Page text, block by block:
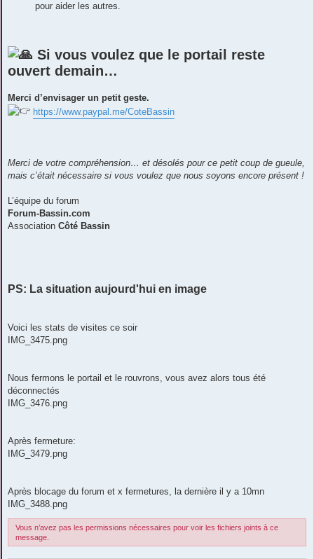
pour aider les autres.
Si vous voulez que le portail reste
ouvert demain…
Merci d’envisager un petit geste.
https://www.paypal.me/CoteBassin
Merci de votre compréhension… et désolés pour ce petit coup de gueule,
mais c’était nécessaire si vous voulez que nous soyons encore présent !
L’équipe du forum
Forum-Bassin.com
Association Côté Bassin
PS: La situation aujourd'hui en image
Voici les stats de visites ce soir
IMG_3475.png
Nous fermons le portail et le rouvrons, vous avez alors tous été
déconnectés
IMG_3476.png
Après fermeture:
IMG_3479.png
Après blocage du forum et x fermetures, la dernière il y a 10mn
IMG_3488.png
Vous n’avez pas les permissions nécessaires pour voir les fichiers joints à ce
message.